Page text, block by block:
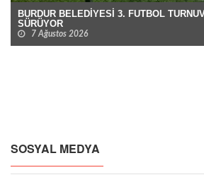
BURDUR BELEDİYESİ 3. FUTBOL
SÜRÜYOR
7 Ağustos 2026
SOSYAL MEDYA